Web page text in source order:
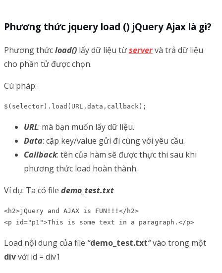
Phương thức jquery load () jQuery Ajax là gì?
Phương thứcload() lấy dữ liệu từservervà trả dữ liệu
cho phần tử được chọn.
Cú pháp:
$(selector).load(URL,data,callback);
URL: mà bạn muốn lấy dữ liệu.
Data: cặp key/value gửi đi cùng với yêu cầu.
Callback: tên của hàm sẽ được thực thi sau khi
phương thức load hoàn thành.
Ví dụ: Ta có file demo_test.txt
<h2>jQuery and AJAX is FUN!!!</h2>
<p id="p1">This is some text in a paragraph.</p>
Load nội dung của file “demo_test.txt“vào trong một
divvới id = div1